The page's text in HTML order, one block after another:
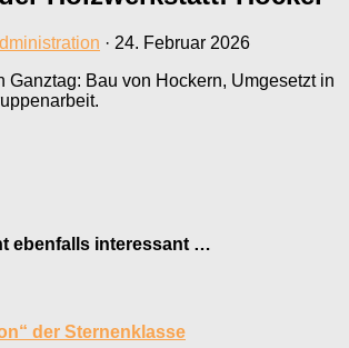
· 24. Februar 2026
Ganztag: Bau von Hockern, Umgesetzt in
ebenfalls interessant …
der Sternenklasse